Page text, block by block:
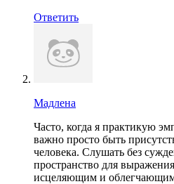
Ответить
Мадлена
Часто, когда я практикую
важно просто быть
человека. Слушать без
пространство для
исцеляющим и